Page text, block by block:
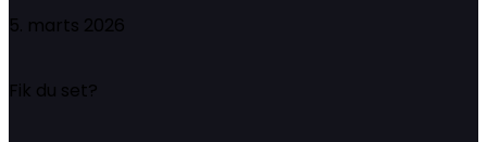
5. marts 2026
Fik du set?